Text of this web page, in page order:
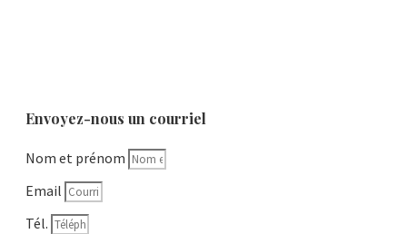
Envoyez-nous un courriel
Nom et prénom
Email
Tél.